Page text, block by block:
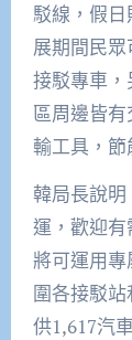
駁線，假日
展期間民
接駁專車
區周邊皆
輸工具，節
韓局長說
運，歡迎有
將可運用
圍各接駁
供1,617汽